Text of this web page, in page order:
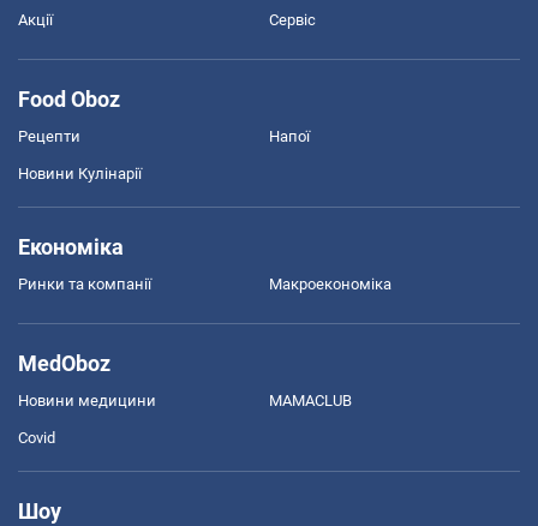
Акції Сервіс
Food Oboz
Рецепти Напої
Новини Кулінарії
Економіка
Ринки та компанії Макроекономіка
MedOboz
Новини медицини MAMACLUB
Covid
Шоу